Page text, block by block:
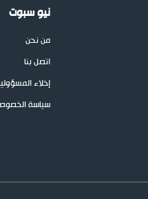
نيو سبوت
من نحن
اتصل بنا
إخلاء
سياسة